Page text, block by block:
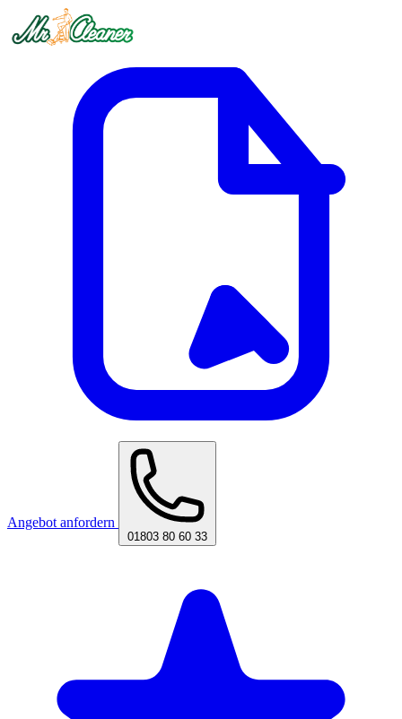
Angebot anfordern
01803 80 60 33